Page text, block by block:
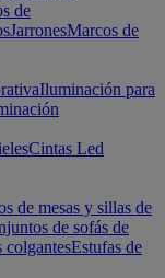
de
JarronesMarcos de
Iluminación para
Cintas Led
de mesas y sillas de
de sofás de
colgantesEstufas de